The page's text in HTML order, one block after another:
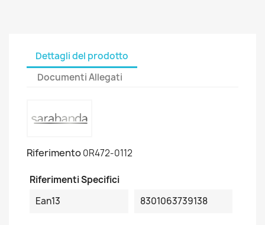
Dettagli del prodotto
Documenti Allegati
Riferimento0R472-0112
Riferimenti Specifici
Ean13
8301063739138